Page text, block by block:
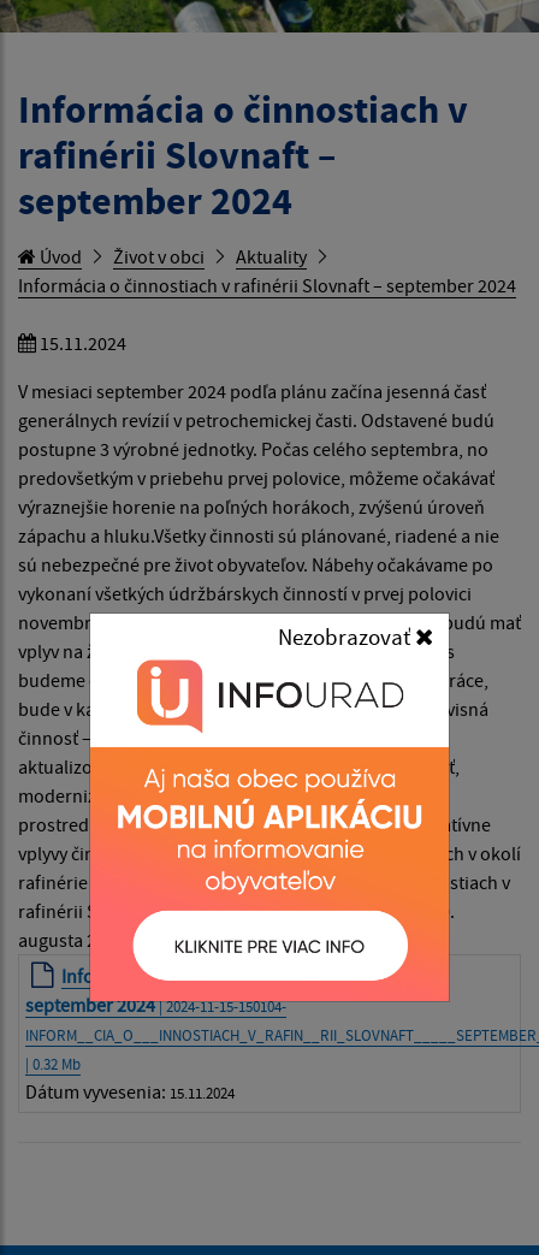
Nezobrazovať
Informácia o činnostiach v
rafinérii Slovnaft –
september 2024
Úvod Život v obci
Aktuality
Informácia o činnostiach v rafinérii Slovnaft – september 2024
15.11.2024
V mesiaci september 2024 podľa plánu začína jesenná časť
generálnych revízií v petrochemickej časti. Odstavené budú
postupne 3 výrobné jednotky. Počas celého septembra, no
predovšetkým v priebehu prvej polovice, môžeme očakávať
výraznejšie horenie na poľných horákoch, zvýšenú úroveň
zápachu a hluku.Všetky činnosti sú plánované, riadené a nie
sú nebezpečné pre život obyvateľov. Nábehy očakávame po
vykonaní všetkých údržbárskych činností v prvej polovici
novembra.V prípade neplánovaných odstávok, ktoré budú mať
vplyv na život obyvateľov okolitých mestských častí vás
budeme operatívne informovať. Vzhľadom na rôzne práce,
bude v kalendári na našej webstránke uverejnená servisná
činnosť –znak prilby. Aplikácia Sused Slovnaft, bude
aktualizovaná priebežne.Ďakujeme za vašu trpezlivosť,
modernizujeme pre väčšiu flexibilitu a nižšiu záťaž
prostredia.Cieľom spoločnosti Slovnaft je skrátiť negatívne
vplyvy činností znižujúcich pohodlie obyvateľov žijúcich v okolí
rafinérie na nevyhnutné minimum.Informácia o činnostiach v
rafinérii Slovnaft – september 2024 Last modified: 30.
augusta 2024
Informácia o činnostiach v rafinérii Slovnaft –
september 2024| 2024-11-15-150104-
| 0.32 Mb
Dátum vyvesenia: 15.11.2024